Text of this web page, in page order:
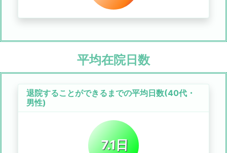
平均在院日数
退院することができるまでの平均日数(40代・
男性)
7.1日